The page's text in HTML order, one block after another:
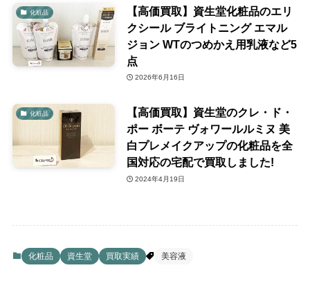
化粧品
【高価買取】資生堂化粧品のエリ
クシール ブライトニング エマル
ジョン WTのつめかえ用乳液など5
点
2026年6月16日
化粧品
【高価買取】資生堂のクレ・ド・
ポー ボーテ ヴォワールルミヌ 美
白プレメイクアップの化粧品を全
国対応の宅配で買取しました!
2024年4月19日
化粧品 資生堂 買取実績 美容液